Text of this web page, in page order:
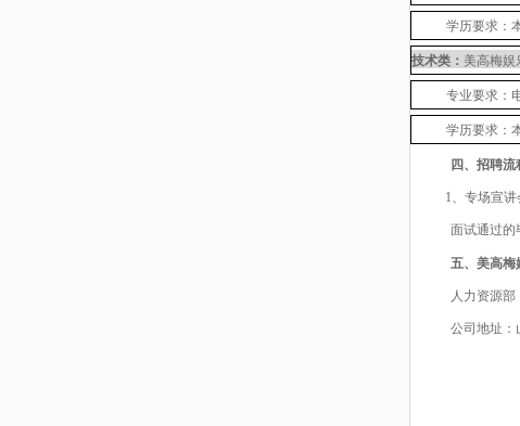
学历要求：
技术类： 美高梅娱
专业要求：
学历要求：
四、招聘流
1、专场宣
面试通过的
五、美高梅
人力资源部
公司地址：